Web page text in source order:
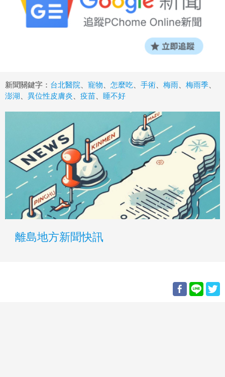
新聞關鍵字： 台北醫院 寵物 怎麼吃 手術 梅雨 梅雨季
澎湖
異位性皮膚炎 疫苗 睡不好
離島地方新聞快訊